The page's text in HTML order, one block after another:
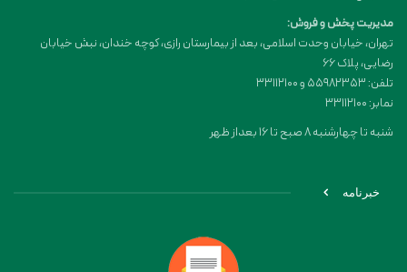
مدیریت پخش و فروش:
تهران، خیابان وحدت اسلامی، بعد از بیمارستان رازی، کوچه خندان، نبش خیابان
رضایی، پلاک ۶۶
تلفن: 55982353 و 33112100
نمابر: 33112100
شنبه تا چهارشنبه 8 صبح تا 16 بعداز ظهر
خبرنامه